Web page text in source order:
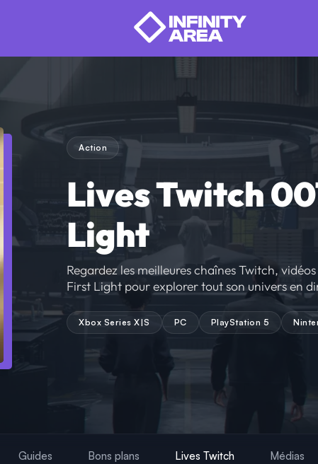
Action
Lives Twitch
Light
Regardez les meilleures chaînes Twitch,
First Light pour explorer tout son univers en
Xbox Series X|S PC PlayStation 5
Guides Bons plans Lives Twitch Médias